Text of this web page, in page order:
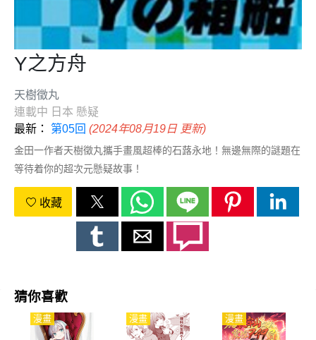
Y之方舟
天樹徵丸
連載中 日本 懸疑
最新： 第05回 (2024年08月19日 更新)
金田一作者天樹徵丸攜手畫風超棒的石蕗永地！無邊無際的謎題在
等待着你的超次元懸疑故事！
收藏
猜你喜歡
漫畫 漫畫 漫畫